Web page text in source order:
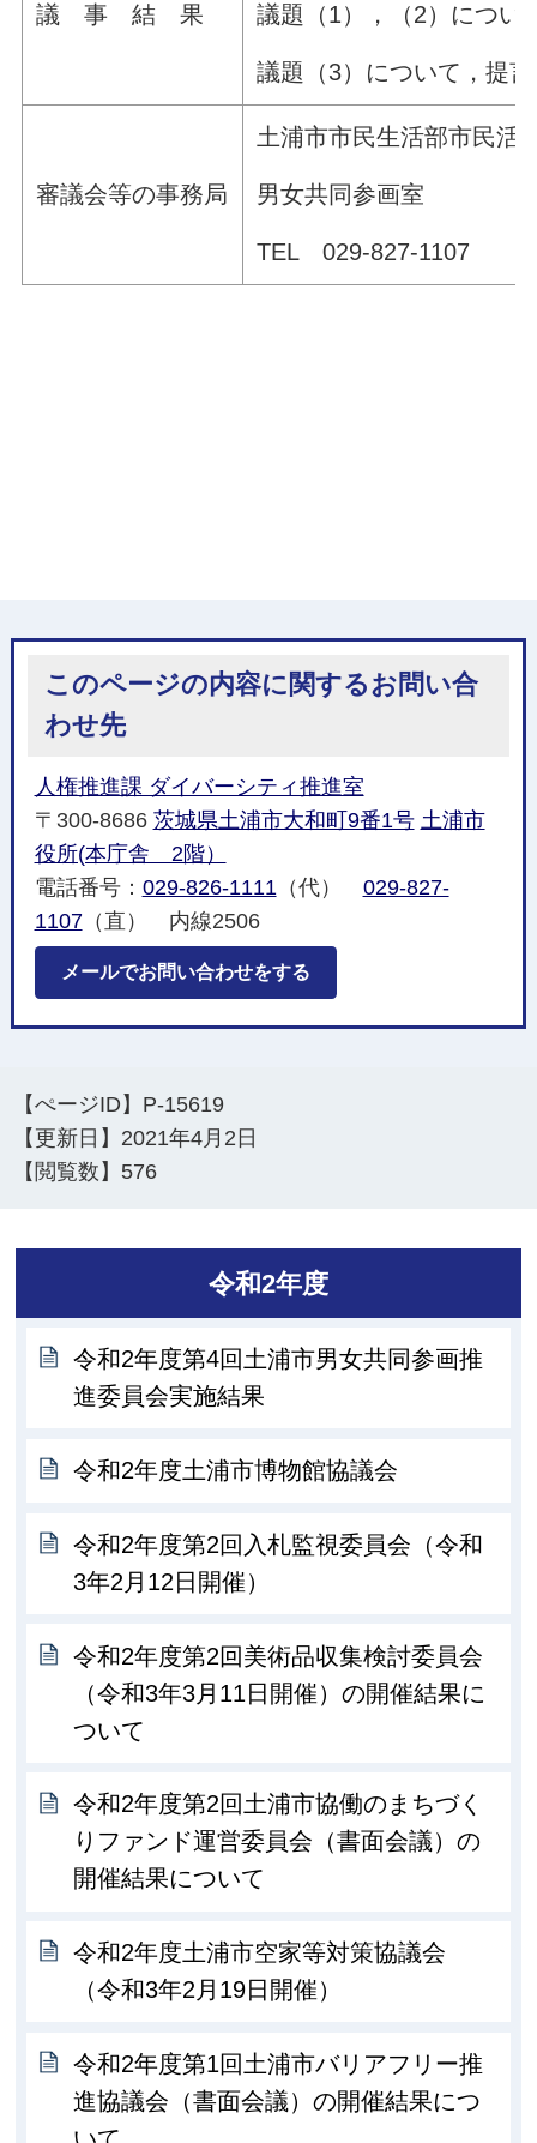
議 事 結 果 議題（1），（2）につい
議題（3）について，提
審議会等の事務局
土浦市市民生活部市民活
男女共同参画室
TEL 029-827-1107
このページの内容に関するお問い合
わせ先
人権推進課 ダイバーシティ推進室
〒300-8686 茨城県土浦市大和町9番1号 土浦市
役所(本庁舎 2階）
電話番号： 029-826-1111 （代） 029-827-
1107（直） 内線2506
メールでお問い合わせをする
【ぺージID】 P-15619
【更新日】 2021年4月2日
【閲覧数】 576
令和2年度
令和2年度第4回土浦市男女共同参画推
進委員会実施結果
令和2年度土浦市博物館協議会
令和2年度第2回入札監視委員会（令和
3年2月12日開催）
令和2年度第2回美術品収集検討委員会
（令和3年3月11日開催）の開催結果に
ついて
令和2年度第2回土浦市協働のまちづく
りファンド運営委員会（書面会議）の
開催結果について
令和2年度土浦市空家等対策協議会
（令和3年2月19日開催）
令和2年度第1回土浦市バリアフリー推
進協議会（書面会議）の開催結果につ